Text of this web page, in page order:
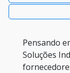
Pensando
Soluções